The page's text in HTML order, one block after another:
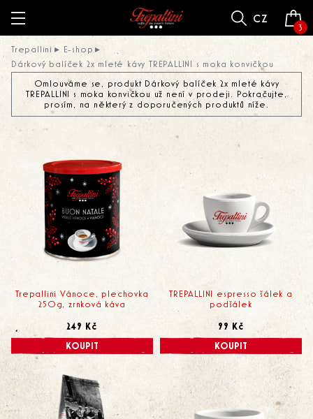
cz
3
Trepallini
E-shop
Dárkový balíček 2x mleté kávy TREPALLINI s moka konvičkou
Omlouváme se, produkt Dárkový balíček 2x mleté kávy
TREPALLINI s moka konvičkou už není v prodeji. Pokračujte,
prosím, na některý z doporučených produktů níže.
Trepallini Vánoce, plechovka
250g, zrnková káva
249 Kč
KOUPIT
TREPALLINI espresso šálek a
podšálek
99 Kč
KOUPIT